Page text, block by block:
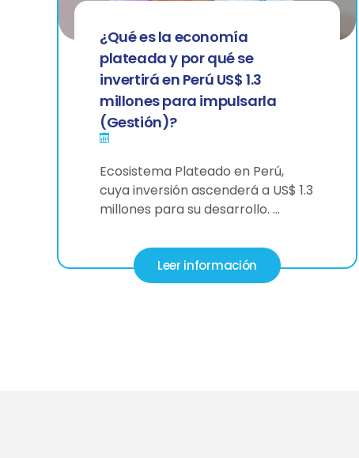
¿Qué es la economía
plateada y por qué se
invertirá en Perú US$ 1.3
millones para impulsarla
(Gestión)?
Ecosistema Plateado en Perú,
cuya inversión ascenderá a US$ 1.3
millones para su desarrollo. …
Leer información